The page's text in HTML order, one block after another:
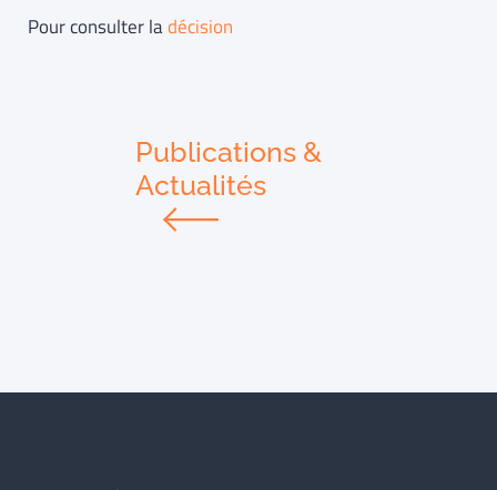
Pour consulter ladécision
Publications &
Actualités